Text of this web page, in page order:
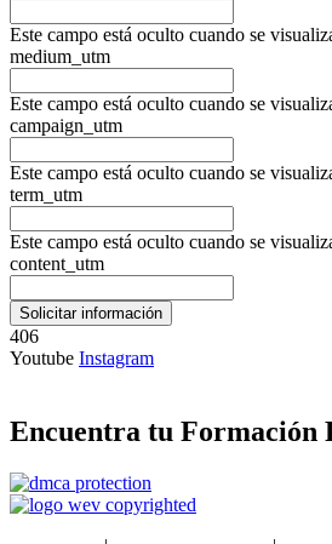
Este campo está oculto cuando se
medium_utm
Este campo está oculto cuando se
campaign_utm
Este campo está oculto cuando se
term_utm
Este campo está oculto cuando se
content_utm
406
Youtube Instagram
Encuentra tu Formación